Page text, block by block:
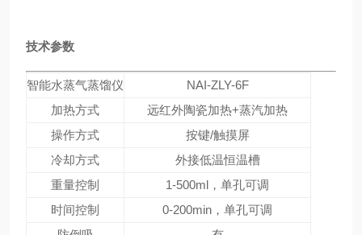
技术参数
智能水蒸气蒸馏仪
NAI-ZLY-6F
加热方式
远红外陶瓷加热+蒸汽加热
操作方式
按键/触摸屏
冷却方式
外接低温恒温槽
重量控制
1-500ml，单孔可调
时间控制
0-200min，单孔可调